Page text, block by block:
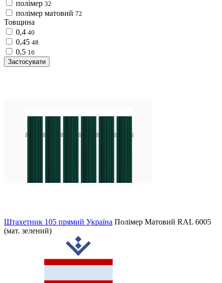
полімер 32
полімер матовий 72
Товщина
0,4 40
0,45 48
0,5 16
Застосувати
Штахетник 105 прямий Україна Полімер Матовий RAL 6005
(мат. зелений)